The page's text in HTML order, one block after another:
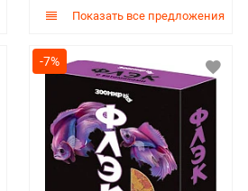
Показать все предложения
-7%